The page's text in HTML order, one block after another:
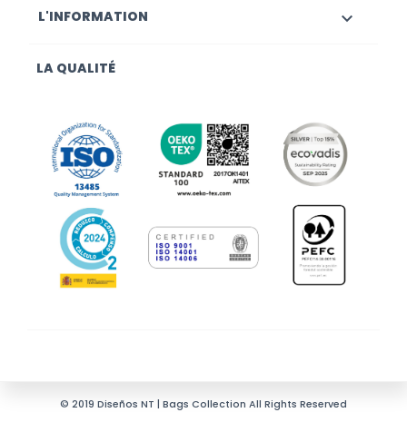
L'INFORMATION 
LA QUALITÉ
© 2019 Diseños NT | Bags Collection All Rights Reserved